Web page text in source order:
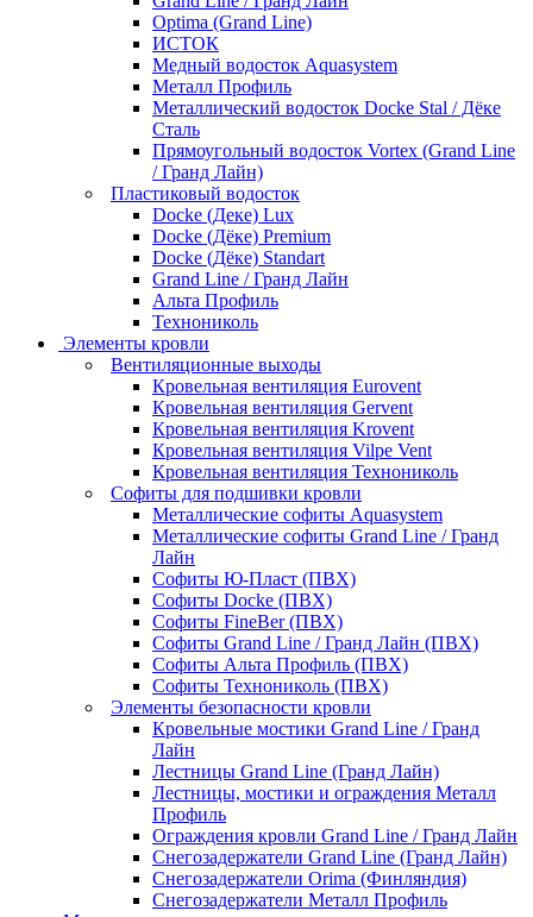
Optima (Grand Line)
ИСТОК
Медный водосток Aquasystem
Металл Профиль
Металлический водосток Docke Stal / Дёке
Сталь
Прямоугольный водосток Vortex (Grand Line
/ Гранд Лайн)
Пластиковый водосток
Docke (Деке) Lux
Docke (Дёке) Premium
Docke (Дёке) Standart
Grand Line / Гранд Лайн
Альта Профиль
Технониколь
Элементы кровли
Вентиляционные выходы
Кровельная вентиляция Eurovent
Кровельная вентиляция Gervent
Кровельная вентиляция Krovent
Кровельная вентиляция Vilpe Vent
Кровельная вентиляция Технониколь
Cофиты для подшивки кровли
Металлические софиты Aquasystem
Металлические софиты Grand Line / Гранд
Лайн
Софиты Ю-Пласт (ПВХ)
Софиты Docke (ПВХ)
Софиты FineBer (ПВХ)
Софиты Grand Line / Гранд Лайн (ПВХ)
Софиты Альта Профиль (ПВХ)
Софиты Технониколь (ПВХ)
Элементы безопасности кровли
Кровельные мостики Grand Line / Гранд
Лайн
Лестницы Grand Line (Гранд Лайн)
Лестницы, мостики и ограждения Металл
Профиль
Ограждения кровли Grand Line / Гранд Лайн
Снегозадержатели Grand Line (Гранд Лайн)
Снегозадержатели Orima (Финляндия)
Снегозадержатели Металл Профиль